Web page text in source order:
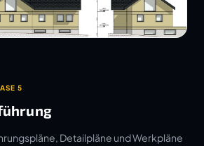
5
Detailpläne und Werkpläne